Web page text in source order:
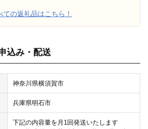
ての返礼品はこちら！
込み・配送
神奈川県横須賀市
兵庫県明石市
下記の内容量を月1回発送いたします